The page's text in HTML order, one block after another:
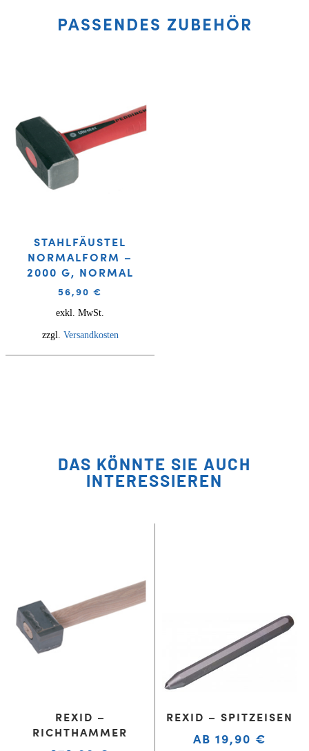
PASSENDES ZUBEHÖR
STAHLFÄUSTEL
NORMALFORM –
2000 G, NORMAL
56,90 €
exkl. MwSt.
zzgl. Versandkosten
DAS KÖNNTE SIE AUCH
INTERESSIEREN
REXID –
RICHTHAMMER
REXID – SPITZEISEN
AB 19,90 €